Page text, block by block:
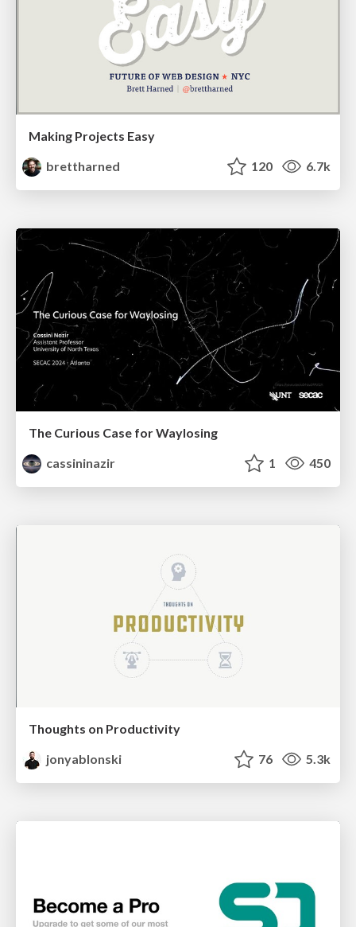
Making Projects Easy
brettharned
120 6.7k
The Curious Case for Waylosing
cassininazir
1 450
Thoughts on Productivity
jonyablonski
76 5.3k